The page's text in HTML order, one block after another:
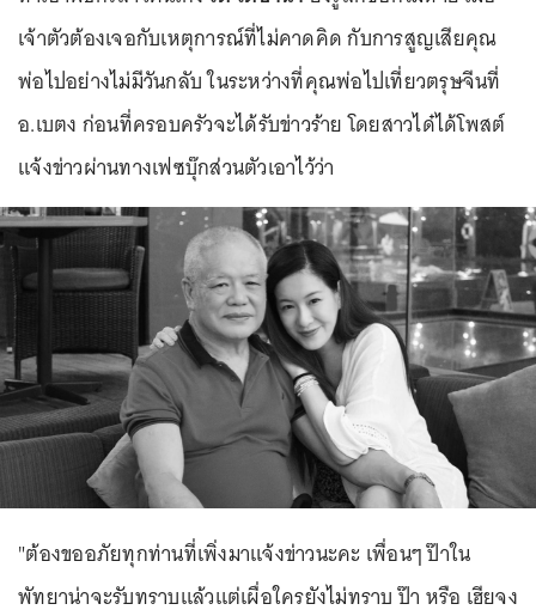
เจ้าตัวต้องเจอกับเหตุการณ์ที่ไม่คาดคิด กับการสูญเสียคุณ
พ่อไปอย่างไม่มีวันกลับ ในระหว่างที่คุณพ่อไปเที่ยวตรุษจีนที่
อ.เบตง ก่อนที่ครอบครัวจะได้รับข่าวร้าย โดยสาวได๋ได้โพสต์
แจ้งข่าวผ่านทางเฟซบุ๊กส่วนตัวเอาไว้ว่า
"ต้องขออภัยทุกท่านที่เพิ่งมาแจ้งข่าวนะคะ เพื่อนๆ ป๊าใน
พัทยาน่าจะรับทราบเเล้วแต่เผื่อใครยังไม่ทราบ ป๊า หรือ เฮียจง